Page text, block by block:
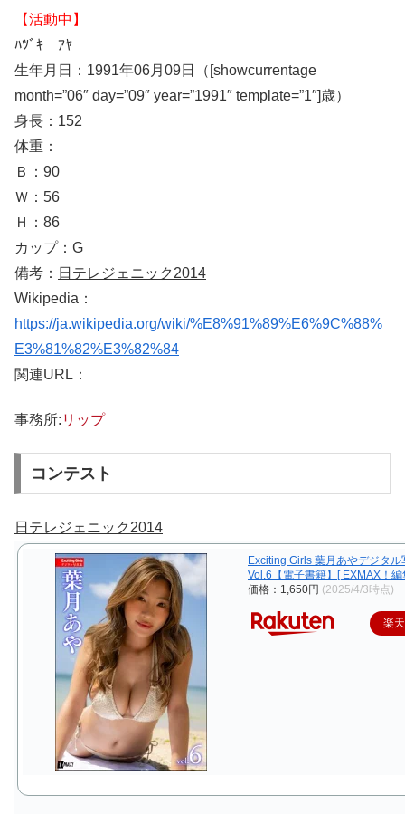
【活動中】
ﾊﾂﾞｷ ｱﾔ
生年月日：1991年06月09日（[showcurrentage
month=”06″ day=”09″ year=”1991″ template=”1″]歳）
身長：152
体重：
Ｂ：90
Ｗ：56
Ｈ：86
カップ：G
備考： 日テレジェニック2014
Wikipedia：
https://ja.wikipedia.org/wiki/%E8%91%89%E6%9C%88%
E3%81%82%E3%82%84
関連URL：
事務所: リップ
コンテスト
日テレジェニック2014
Exciting Girls 葉月あやデジタル
Vol.6【電子書籍】[ EXMAX！編
価格：1,650円 (2025/4/3時点)
楽